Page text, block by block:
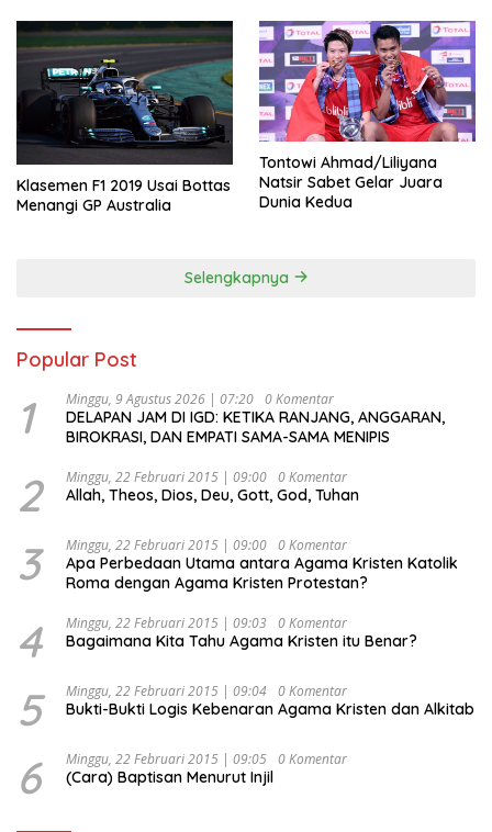
Klasemen F1 2019 Usai Bottas
Menangi GP Australia
Tontowi Ahmad/Liliyana
Natsir Sabet Gelar Juara
Dunia Kedua
Selengkapnya
Popular Post
1 Minggu, 9 Agustus 2026 | 07:20 0 Komentar
DELAPAN JAM DI IGD: KETIKA RANJANG, ANGGARAN,
BIROKRASI, DAN EMPATI SAMA-SAMA MENIPIS
2 Minggu, 22 Februari 2015 | 09:00 0 Komentar
Allah, Theos, Dios, Deu, Gott, God, Tuhan
3 Minggu, 22 Februari 2015 | 09:00 0 Komentar
Apa Perbedaan Utama antara Agama Kristen Katolik
Roma dengan Agama Kristen Protestan?
4 Minggu, 22 Februari 2015 | 09:03 0 Komentar
Bagaimana Kita Tahu Agama Kristen itu Benar?
5 Minggu, 22 Februari 2015 | 09:04 0 Komentar
Bukti-Bukti Logis Kebenaran Agama Kristen dan Alkitab
6 Minggu, 22 Februari 2015 | 09:05 0 Komentar
(Cara) Baptisan Menurut Injil